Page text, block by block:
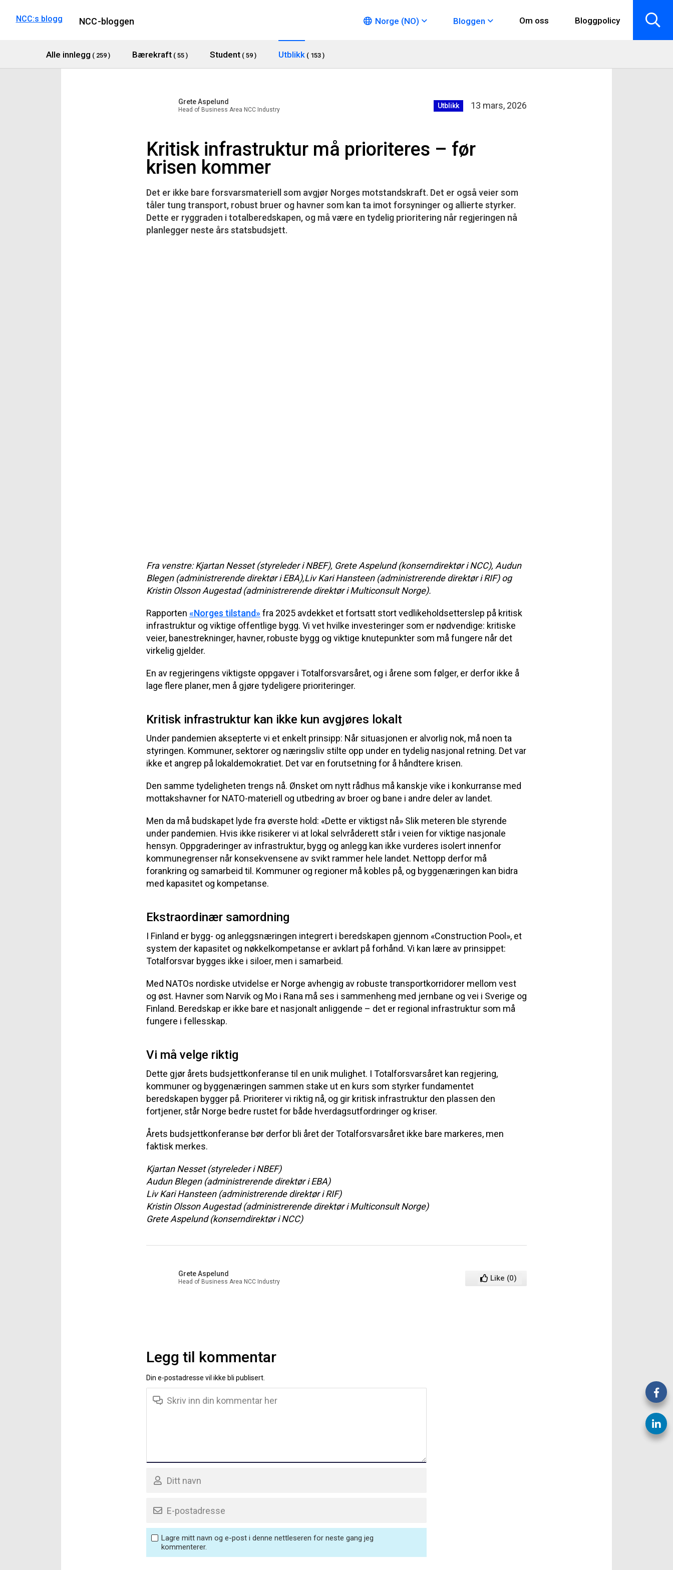
NCC:s blogg NCC-bloggen Norge (NO) Bloggen Om oss Bloggpolicy
Alle innlegg ( 259 ) Bærekraft ( 55 ) Student ( 59 ) Utblikk ( 153 )
Grete Aspelund
Head of Business Area NCC Industry
Utblikk 13 mars, 2026
Kritisk infrastruktur må prioriteres – før
krisen kommer
Det er ikke bare forsvarsmateriell som avgjør Norges motstandskraft. Det er også veier som
tåler tung transport, robust bruer og havner som kan ta imot forsyninger og allierte styrker.
Dette er ryggraden i totalberedskapen, og må være en tydelig prioritering når regjeringen nå
planlegger neste års statsbudsjett.
Fra venstre: Kjartan Nesset (styreleder i NBEF), Grete Aspelund (konserndirektør i NCC), Audun
Blegen (administrerende direktør i EBA),Liv Kari Hansteen (administrerende direktør i RIF) og
Kristin Olsson Augestad (administrerende direktør i Multiconsult Norge).
Rapporten «Norges tilstand» fra 2025 avdekket et fortsatt stort vedlikeholdsetterslep på kritisk
infrastruktur og viktige offentlige bygg. Vi vet hvilke investeringer som er nødvendige: kritiske
veier, banestrekninger, havner, robuste bygg og viktige knutepunkter som må fungere når det
virkelig gjelder.
En av regjeringens viktigste oppgaver i Totalforsvarsåret, og i årene som følger, er derfor ikke å
lage flere planer, men å gjøre tydeligere prioriteringer.
Kritisk infrastruktur kan ikke kun avgjøres lokalt
Under pandemien aksepterte vi et enkelt prinsipp: Når situasjonen er alvorlig nok, må noen ta
styringen. Kommuner, sektorer og næringsliv stilte opp under en tydelig nasjonal retning. Det var
ikke et angrep på lokaldemokratiet. Det var en forutsetning for å håndtere krisen.
Den samme tydeligheten trengs nå. Ønsket om nytt rådhus må kanskje vike i konkurranse med
mottakshavner for NATO-materiell og utbedring av broer og bane i andre deler av landet.
Men da må budskapet lyde fra øverste hold: «Dette er viktigst nå» Slik meteren ble styrende
under pandemien. Hvis ikke risikerer vi at lokal selvråderett står i veien for viktige nasjonale
hensyn. Oppgraderinger av infrastruktur, bygg og anlegg kan ikke vurderes isolert innenfor
kommunegrenser når konsekvensene av svikt rammer hele landet. Nettopp derfor må
forankring og samarbeid til. Kommuner og regioner må kobles på, og byggenæringen kan bidra
med kapasitet og kompetanse.
Ekstraordinær samordning
I Finland er bygg- og anleggsnæringen integrert i beredskapen gjennom «Construction Pool», et
system der kapasitet og nøkkelkompetanse er avklart på forhånd. Vi kan lære av prinsippet:
Totalforsvar bygges ikke i siloer, men i samarbeid.
Med NATOs nordiske utvidelse er Norge avhengig av robuste transportkorridorer mellom vest
og øst. Havner som Narvik og Mo i Rana må ses i sammenheng med jernbane og vei i Sverige og
Finland. Beredskap er ikke bare et nasjonalt anliggende – det er regional infrastruktur som må
fungere i fellesskap.
Vi må velge riktig
Dette gjør årets budsjettkonferanse til en unik mulighet. I Totalforsvarsåret kan regjering,
kommuner og byggenæringen sammen stake ut en kurs som styrker fundamentet
beredskapen bygger på. Prioriterer vi riktig nå, og gir kritisk infrastruktur den plassen den
fortjener, står Norge bedre rustet for både hverdagsutfordringer og kriser.
Årets budsjettkonferanse bør derfor bli året der Totalforsvarsåret ikke bare markeres, men
faktisk merkes.
Kjartan Nesset (styreleder i NBEF)
Audun Blegen (administrerende direktør i EBA)
Liv Kari Hansteen (administrerende direktør i RIF)
Kristin Olsson Augestad (administrerende direktør i Multiconsult Norge)
Grete Aspelund (konserndirektør i NCC)
Grete Aspelund
Head of Business Area NCC Industry Like (0)
Legg til kommentar
Din e-postadresse vil ikke bli publisert.
Lagre mitt navn og e-post i denne nettleseren for neste gang jeg
kommenterer.